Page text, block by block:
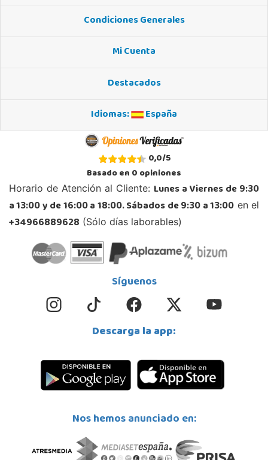
Condiciones Generales
Mi Cuenta
Destacados
Idiomas:
España
0,0/5
Basado en0opiniones
Horario de Atención al Cliente: Lunes a Viernes de 9:30
a 13:00 y de 16:00 a 18:00. Sábados de 9:30 a 13:00 en el
+34966889628 (Sólo días laborables)
Síguenos
Descarga la app:
Nos hemos anunciado en: